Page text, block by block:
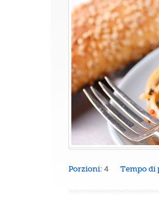
Porzioni: 4 Tempo di